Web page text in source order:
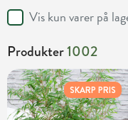
Vis kun varer på
Produkter1002
SKARP PRIS